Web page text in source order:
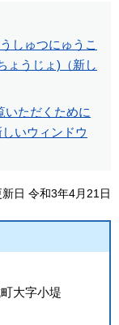
しゅつにゅうこ
ょうじょ)（新し
いただくために
いウィンドウ
新日 令和3年4月21日
大字小堤